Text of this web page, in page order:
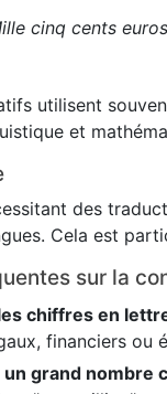
cinq cents
utilisent
et
des
Cela est
sur la
chiffres en
financiers ou
grand nombre